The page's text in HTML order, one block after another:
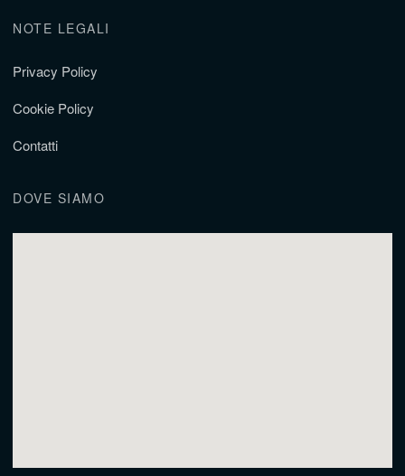
NOTE LEGALI
Privacy Policy
Cookie Policy
Contatti
DOVE SIAMO